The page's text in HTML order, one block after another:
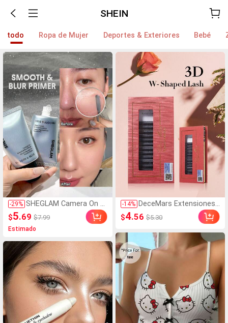
SHEIN
todo Ropa de Mujer Deportes & Exteriores Bebé
-29% SHEGLAM Camera On S
uavizante & Difuminado
r Prebase Marca de Bell
eza Cosmética Maquillaj
$5.69 $7.99
Estimado
-14% DeceMars Extensiones
de pestañas 3D con for
ma de W, 3 puntas, rizo
2 filas en una bandeja, r
acimos de pestañas, pe
stañas individuales, pes
tañas postizas
$4.56 $5.30